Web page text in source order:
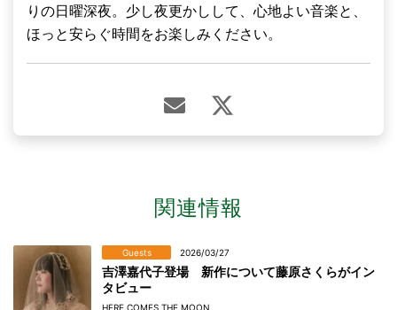
りの日曜深夜。少し夜更かしして、心地よい音楽と、
ほっと安らぐ時間をお楽しみください。
関連情報
Guests 2026/03/27
吉澤嘉代子登場 新作について藤原さくらがイン
タビュー
HERE COMES THE MOON